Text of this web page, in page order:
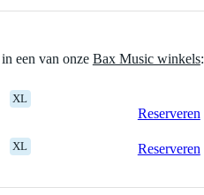
een van onze Bax Music winkels:
XL
Reserveren
XL Reserveren